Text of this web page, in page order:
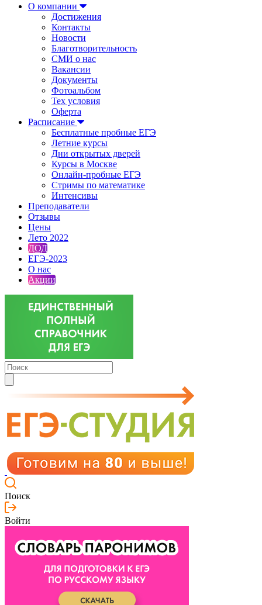
О компании
Достижения
Контакты
Новости
Благотворительность
СМИ о нас
Вакансии
Документы
Фотоальбом
Тех условия
Оферта
Расписание
Бесплатные пробные ЕГЭ
Летние курсы
Дни открытых дверей
Курсы в Москве
Онлайн-пробные ЕГЭ
Стримы по математике
Интенсивы
Преподаватели
Отзывы
Цены
Лето 2022
ДОД
ЕГЭ-2023
О нас
Акции
Поиск
Войти